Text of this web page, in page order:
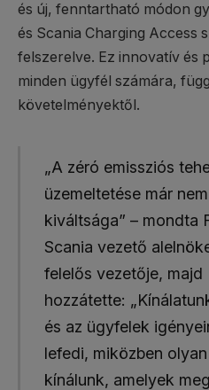
és új, fenntartható módon
és Scania Charging Access
felszerelve. Ez innovatív és
minden ügyfél számára,
követelményektől.
„A zéró emissziós
üzemeltetése már
kiváltsága” – mondta
Scania vezető
felelős vezetője, majd
hozzátette:
és az ügyfelek
lefedi, miközben
kínálunk, amelyek